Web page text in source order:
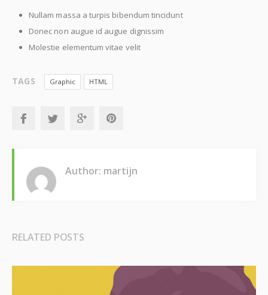
Nullam massa a turpis bibendum tincidunt
Donec non augue id augue dignissim
Molestie elementum vitae velit
TAGS Graphic HTML
Author: martijn
RELATED POSTS